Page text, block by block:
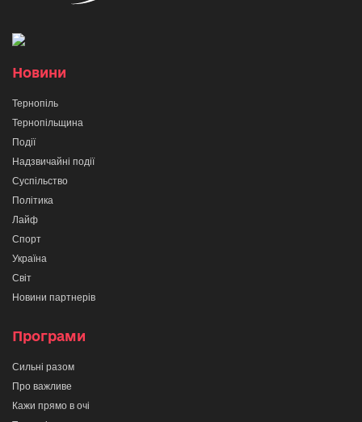
Новини
Тернопіль
Тернопільщина
Події
Надзвичайні події
Суспільство
Політика
Лайф
Спорт
Україна
Світ
Новини партнерів
Програми
Сильні разом
Про важливе
Кажи прямо в очі